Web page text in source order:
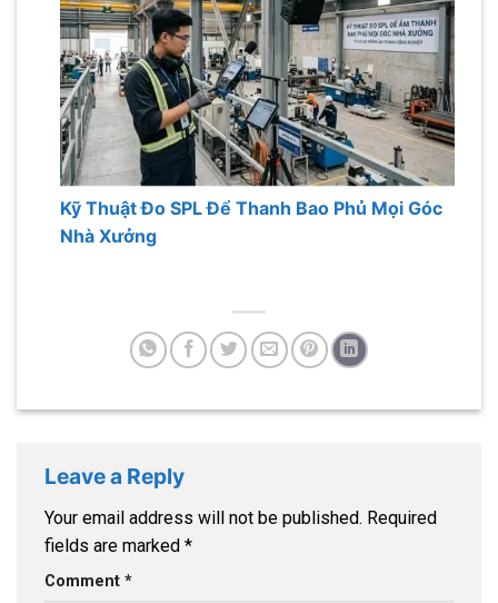
Kỹ Thuật Đo SPL Để Thanh Bao Phủ Mọi Góc
Nhà Xưởng
Leave a Reply
Your email address will not be published. Required
fields are marked *
Comment *